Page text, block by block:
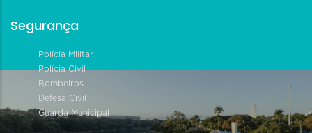
Segurança
Polícia Militar
Polícia Civil
Bombeiros
Defesa Civil
Guarda Municipal